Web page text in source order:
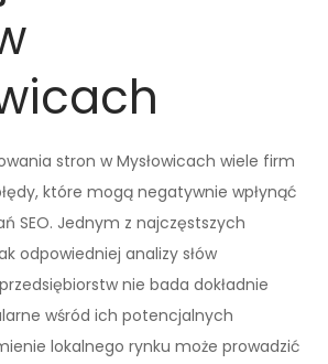
stron w Mysłowicach wiele firm
które mogą negatywnie wpłynąć
SEO. Jednym z najczęstszych
odpowiedniej analizy słów
nie bada dokładnie
wśród ich potencjalnych
lokalnego rynku może prowadzić